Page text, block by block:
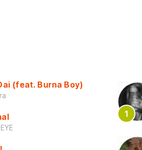
(feat. Burna Boy)